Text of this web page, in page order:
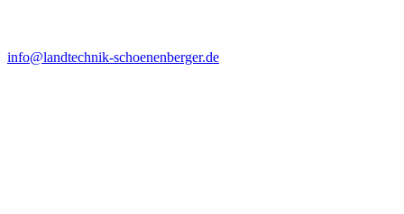
info@landtechnik-schoenenberger.de